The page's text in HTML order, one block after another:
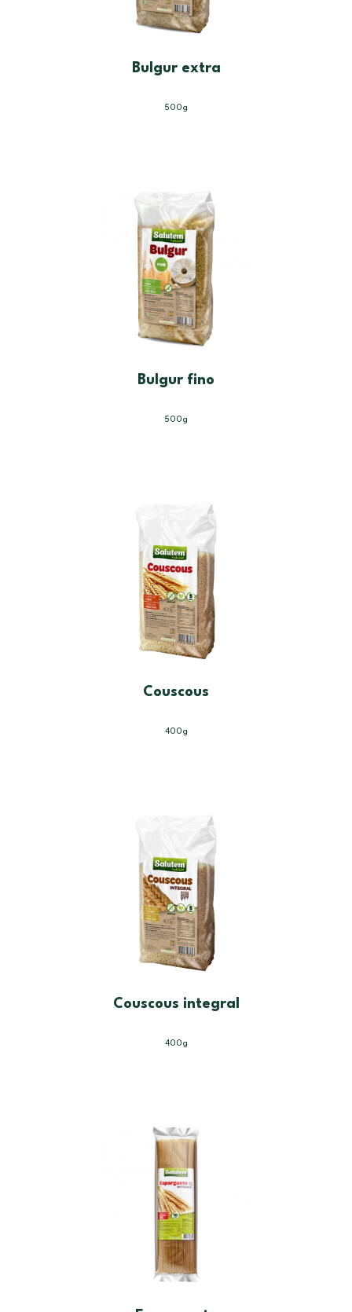
Bulgur extra
500g
Bulgur fino
500g
Couscous
400g
Couscous integral
400g